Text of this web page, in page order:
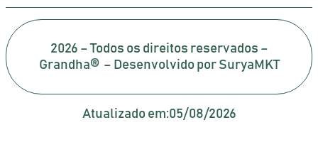
2026 – Todos os direitos reservados –
Grandha® – Desenvolvido por SuryaMKT
Atualizado em:05/08/2026